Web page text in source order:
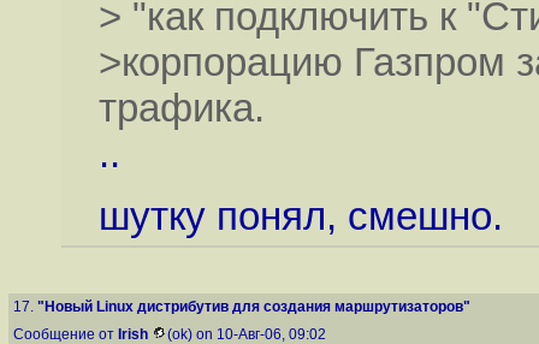
> "как подключить к
>корпорацию Газпром
трафика.
..
шутку понял, смешно.
17. "Новый Linux дистрибутив для создания маршрутизаторов"
Сообщение от Irish (ok) on 10-Авг-06, 09:02